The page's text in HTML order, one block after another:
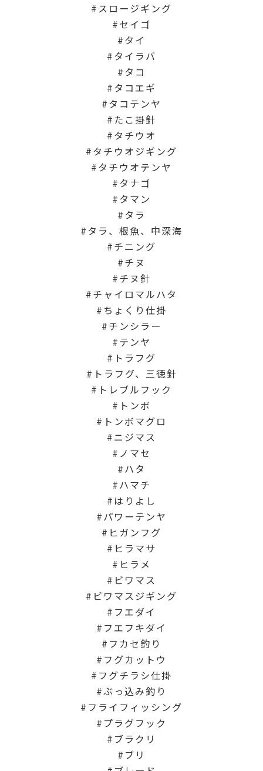
スロージギング
セイゴ
タイ
タイラバ
タコ
タコエギ
タコテンヤ
たこ掛針
タチウオ
タチウオジギング
タチウオテンヤ
タナゴ
タマン
タラ
タラ、根魚、中深海
チニング
チヌ
チヌ針
チャイロマルハタ
ちょくり仕掛
チンシラー
テンヤ
トラフグ
トラフグ、三徳針
トレブルフック
トンボ
トンボマグロ
ニジマス
ノマセ
ハタ
ハマチ
はりよし
パワーテンヤ
ヒガンフグ
ヒラマサ
ヒラメ
ビワマス
ビワマスジギング
フエダイ
フエフキダイ
フカセ釣り
フグカットウ
フグチラシ仕掛
ぶっ込み釣り
フライフィッシング
プラグフック
ブラクリ
ブリ